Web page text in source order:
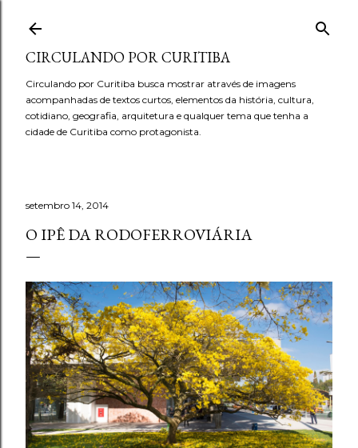
CIRCULANDO POR CURITIBA
Circulando por Curitiba busca mostrar através de imagens
acompanhadas de textos curtos, elementos da história, cultura,
cotidiano, geografia, arquitetura e qualquer tema que tenha a
cidade de Curitiba como protagonista.
setembro 14, 2014
O IPÊ DA RODOFERROVIÁRIA